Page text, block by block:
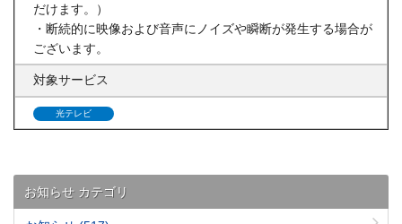
だけます。）
・断続的に映像および音声にノイズや瞬断が発生する場合が
ございます。
対象サービス
光テレビ
お知らせ カテゴリ